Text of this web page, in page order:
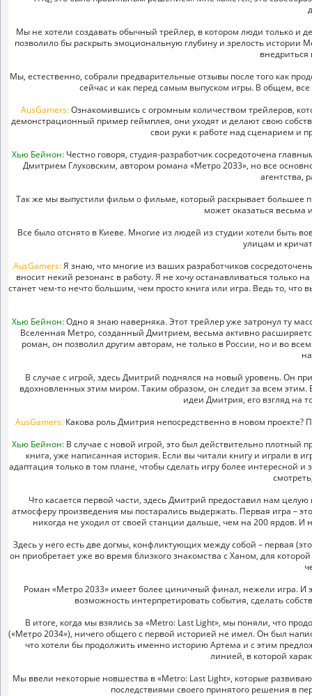
Мы не хотели создавать обычный трейлер, в котором люди только и
позволило бы раскрыть эмоциональную глубину и зрелость истории
Мы, естественно, собрали предварительные отзывы после того как
сейчас и как перед самым выпуском игры. В общем,
AusGamers:Ознакомившись с огромным количеством трейлеров,
демонстрационный пример геймплея, они уходят и делают свою
свои руки к работе над сценарием и
Хью Бейнон: Честно говоря, студия-разработчик сосредоточена
Дмитрием Глуховским, автором романа «Метро 2033», но все
агентства,
Так же мы выпустили фильм о фильме, который раскрывает большее
может оказаться весьма
Все было отснято в Киеве. Многие из людей из студии хотели быть
улицам и
AusGamers:Я знаю, что многие из ваших разработчиков
вносит некий резонанс в работу. Я не хочу останавливаться только
станет чем-то нечто большим, чем просто книга или игра. Ведь то,
Хью Бейнон:Одно я знаю наверняка. Этот трейлер уже затронул ту
Вселенная Метро, созданный Дмитрием, весьма активно
роман, он позволил другим авторам, не только в России, но и во
В случае с игрой, здесь Дмитрий поднялся на новый уровень. Он
вдохновленных этим миром. Таким образом, он следит за всем
идеи Дмитрия, его взгляд на
AusGamers:Какова роль Дмитрия непосредственно в новом проекте?
Хью Бейнон:В случае с новой игрой, это был действительно плотный
книга, уже написанная история. Если вы читали книгу и играли в
адаптация только в том плане, чтобы сделать игру более
Что касается первой части, здесь Дмитрий предоставил нам
атмосферу произведения мы постарались выдержать. Первая игра –
никогда не уходил от своей станции дальше, чем на 200 ярдов. И
Здесь у него есть две догмы, конфликтующих между собой – первая
он приобретает уже во время близкого знакомства с Ханом, для
Роман «Метро 2033» имеет более циничный финал, нежели игра. И
возможность интерпретировать события, сделать
В итоге, когда мы взялись за «Metro: Last Light», мы поняли, что
(«Метро 2034»), ничего общего с первой историей не имел. Он был
что хотели бы продолжить именно историю Артема и с этим
линией, в которой
Мы ввели некоторые новшества в «Metro: Last Light», которые
последствиями своего принятого решения в